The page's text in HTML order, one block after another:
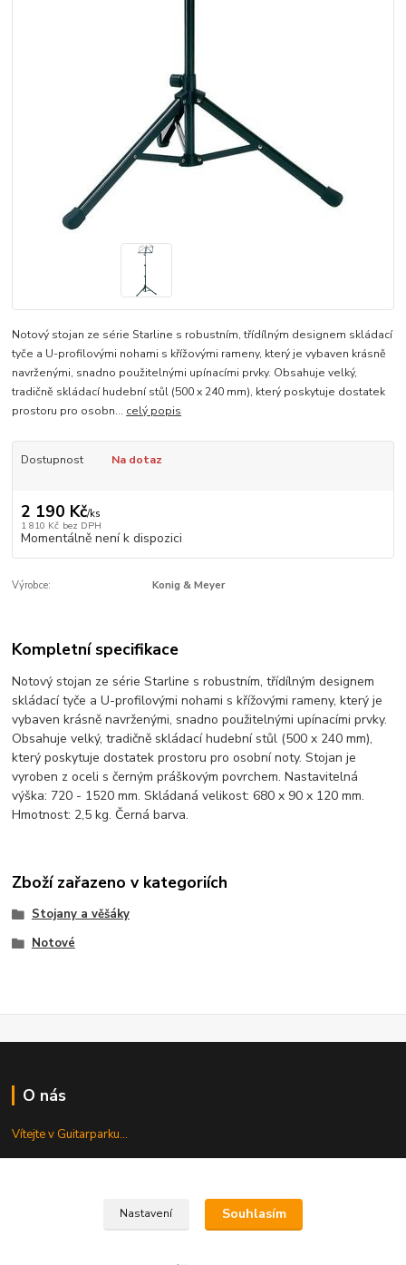
Notový stojan ze série Starline s robustním, třídílným designem skládací
tyče a U-profilovými nohami s křížovými rameny, který je vybaven krásně
navrženými, snadno použitelnými upínacími prvky. Obsahuje velký,
tradičně skládací hudební stůl (500 x 240 mm), který poskytuje dostatek
prostoru pro osobn... celý popis
Dostupnost Na dotaz
2 190 Kč/ks
1 810 Kč bez DPH
Momentálně není k dispozici
Výrobce: Konig & Meyer
Kompletní specifikace
Notový stojan ze série Starline s robustním, třídílným designem
skládací tyče a U-profilovými nohami s křížovými rameny, který je
vybaven krásně navrženými, snadno použitelnými upínacími prvky.
Obsahuje velký, tradičně skládací hudební stůl (500 x 240 mm),
který poskytuje dostatek prostoru pro osobní noty. Stojan je
vyroben z oceli s černým práškovým povrchem. Nastavitelná
výška: 720 - 1520 mm. Skládaná velikost: 680 x 90 x 120 mm.
Hmotnost: 2,5 kg. Černá barva.
Zboží zařazeno v kategoriích
Stojany a věšáky
Notové
O nás
Vítejte v Guitarparku...
Nastavení Souhlasím